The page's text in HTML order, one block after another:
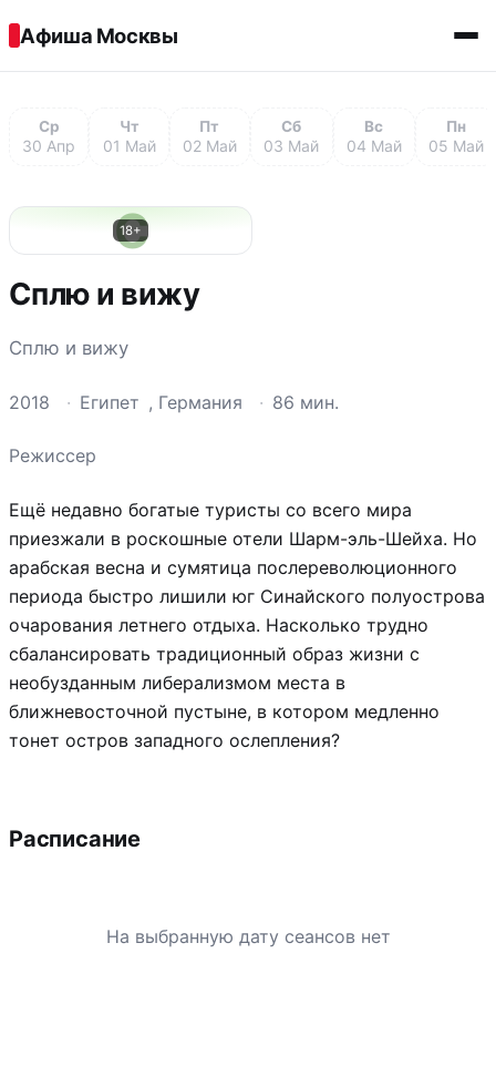
Афиша Москвы
Ср
30 Апр
Чт
01 Май
Пт
02 Май
Сб
03 Май
Вс
04 Май
Пн
05 Май
С
18+
Сплю и вижу
Сплю и вижу
2018 · Египет , Германия · 86 мин.
Режиссер
Ещё недавно богатые туристы со всего мира
приезжали в роскошные отели Шарм-эль-Шейха. Но
арабская весна и сумятица послереволюционного
периода быстро лишили юг Синайского полуострова
очарования летнего отдыха. Насколько трудно
сбалансировать традиционный образ жизни с
необузданным либерализмом места в
ближневосточной пустыне, в котором медленно
тонет остров западного ослепления?
Расписание
На выбранную дату сеансов нет